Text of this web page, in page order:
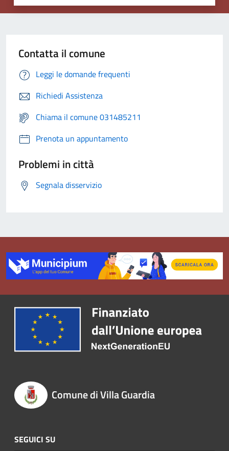
Contatta il comune
Leggi le domande frequenti
Richiedi Assistenza
Chiama il comune 031485211
Prenota un appuntamento
Problemi in città
Segnala disservizio
Comune di Villa Guardia
SEGUICI SU